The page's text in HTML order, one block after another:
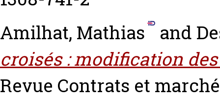
Amilhat, Mathias
and
croisés : modification
Revue Contrats et